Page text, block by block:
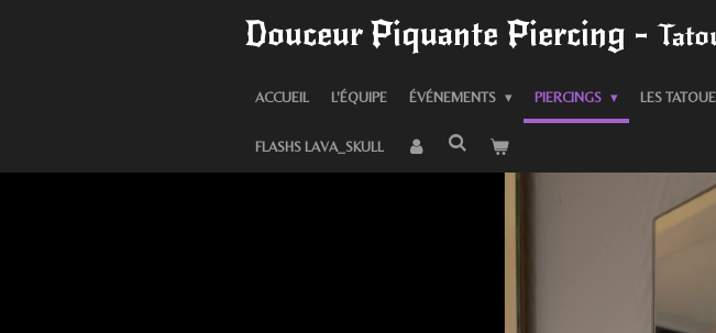
Douceur Piquante Piercing -
ACCUEIL L'ÉQUIPE ÉVÉNEMENTS PIERCINGS LES
FLASHS LAVA_SKULL